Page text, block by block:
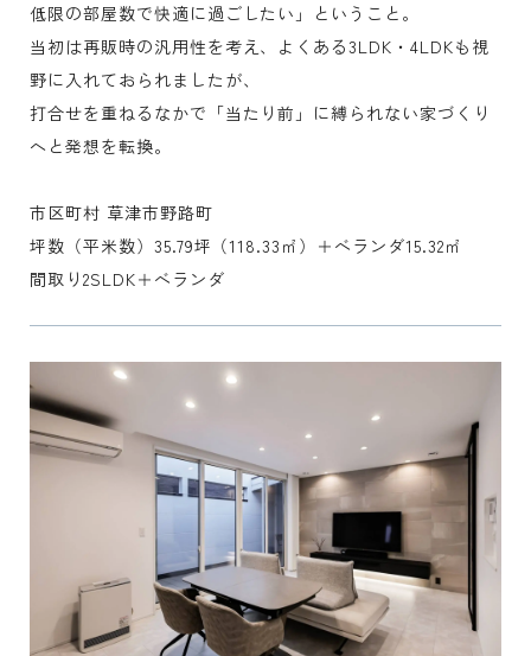
低限の部屋数で快適に過ごしたい」ということ。
当初は再販時の汎用性を考え、よくある3LDK・4LDKも視
野に入れておられましたが、
打合せを重ねるなかで「当たり前」に縛られない家づくり
へと発想を転換。
市区町村 草津市野路町
坪数（平米数）35.79坪（118.33㎡）＋ベランダ15.32㎡
間取り2SLDK＋ベランダ